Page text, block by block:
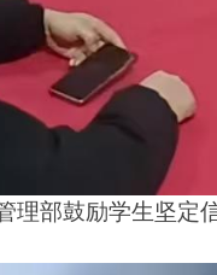
理部鼓励学生坚